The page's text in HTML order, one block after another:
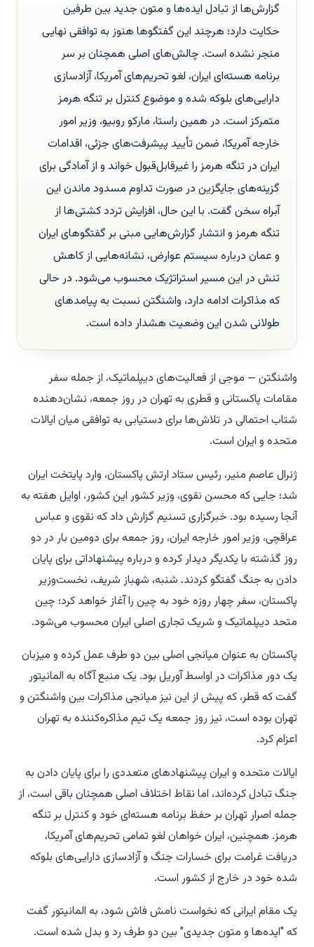
گزارش‌ها از تبادل ایده‌ها و متون جدید بین طرفین
حکایت دارد؛ هرچند این گفتگوها هنوز به توافقی نهایی
منجر نشده است. چالش‌های اصلی همچنان بر سر
برنامه هسته‌ای ایران، لغو تحریم‌های آمریکا، آزادسازی
دارایی‌های بلوکه شده و موضوع کنترل بر تنگه هرمز
متمرکز است. در همین راستا، مارکو روبیو، وزیر امور
خارجه آمریکا، ضمن تأیید پیشرفت‌های جزئی، اقدامات
ایران در تنگه هرمز را غیرقابل‌قبول خواند و از آمادگی برای
گزینه‌های جایگزین در صورت تداوم مسدود ماندن این
آبراه سخن گفت. با این حال، افزایش تردد کشتی‌ها از
تنگه هرمز و انتشار گزارش‌هایی مبنی بر گفتگوهای ایران
و عمان درباره سیستم عوارض، نشانه‌هایی از کاهش
تنش در این مسیر استراتژیک محسوب می‌شود. در حالی
که مذاکرات ادامه دارد، واشنگتن نسبت به پیامدهای
طولانی شدن این وضعیت هشدار داده است.
واشنگتن — موجی از فعالیت‌های دیپلماتیک، از جمله سفر
مقامات پاکستانی و قطری به تهران در روز جمعه، نشان‌دهنده
شتاب احتمالی در تلاش‌ها برای دستیابی به توافقی میان ایالات
متحده و ایران است.
ژنرال عاصم منیر، رئیس ستاد ارتش پاکستان، وارد پایتخت ایران
شد؛ جایی که محسن نقوی، وزیر کشور این کشور، اوایل هفته به
آنجا رسیده بود. خبرگزاری تسنیم گزارش داد که نقوی و عباس
عراقچی، وزیر امور خارجه ایران، روز جمعه برای دومین بار در دو
روز گذشته با یکدیگر دیدار کرده و درباره پیشنهاداتی برای پایان
دادن به جنگ گفتگو کردند. شنبه، شهباز شریف، نخست‌وزیر
پاکستان، سفر چهار روزه خود به چین را آغاز خواهد کرد؛ چین
متحد دیپلماتیک و شریک تجاری اصلی ایران محسوب می‌شود.
پاکستان به عنوان میانجی اصلی بین دو طرف عمل کرده و میزبان
یک دور مذاکرات در اواسط آوریل بود. یک منبع آگاه به المانیتور
گفت که قطر، که پیش از این نیز میانجی مذاکرات بین واشنگتن و
تهران بوده است، نیز روز جمعه یک تیم مذاکره‌کننده به تهران
اعزام کرد.
ایالات متحده و ایران پیشنهادهای متعددی را برای پایان دادن به
جنگ تبادل کرده‌اند، اما نقاط اختلاف اصلی همچنان باقی است، از
جمله اصرار تهران بر حفظ برنامه هسته‌ای خود و کنترل بر تنگه
هرمز. همچنین، ایران خواهان لغو تمامی تحریم‌های آمریکا،
دریافت غرامت برای خسارات جنگ و آزادسازی دارایی‌های بلوکه
شده خود در خارج از کشور است.
یک مقام ایرانی که نخواست نامش فاش شود، به المانیتور گفت
که "ایده‌ها و متون جدیدی" بین دو طرف رد و بدل شده است.